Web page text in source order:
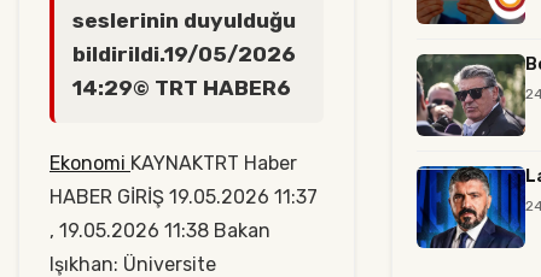
seslerinin duyulduğu
bildirildi.19/05/2026
14:29© TRT HABER6
Ekonomi KAYNAKTRT Haber
HABER GİRİŞ 19.05.2026 11:37
, 19.05.2026 11:38 Bakan
Işıkhan: Üniversite